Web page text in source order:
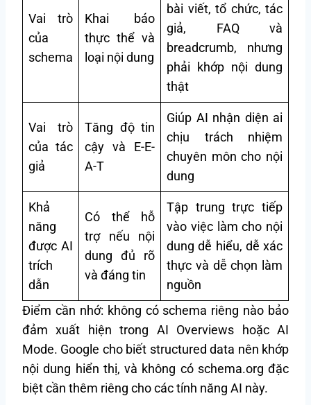
Vai trò
của
schema
Khai báo
thực thể và
loại nội dung
bài viết, tổ chức, tác
giả, FAQ và
breadcrumb, nhưng
phải khớp nội dung
thật
Vai trò
của tác
giả
Tăng độ tin
cậy và E-E-
A-T
Giúp AI nhận diện ai
chịu trách nhiệm
chuyên môn cho nội
dung
Khả
năng
được AI
trích
dẫn
Có thể hỗ
trợ nếu nội
dung đủ rõ
và đáng tin
Tập trung trực tiếp
vào việc làm cho nội
dung dễ hiểu, dễ xác
thực và dễ chọn làm
nguồn
Điểm cần nhớ: không có schema riêng nào bảo
đảm xuất hiện trong AI Overviews hoặc AI
Mode. Google cho biết structured data nên khớp
nội dung hiển thị, và không có schema.org đặc
biệt cần thêm riêng cho các tính năng AI này.